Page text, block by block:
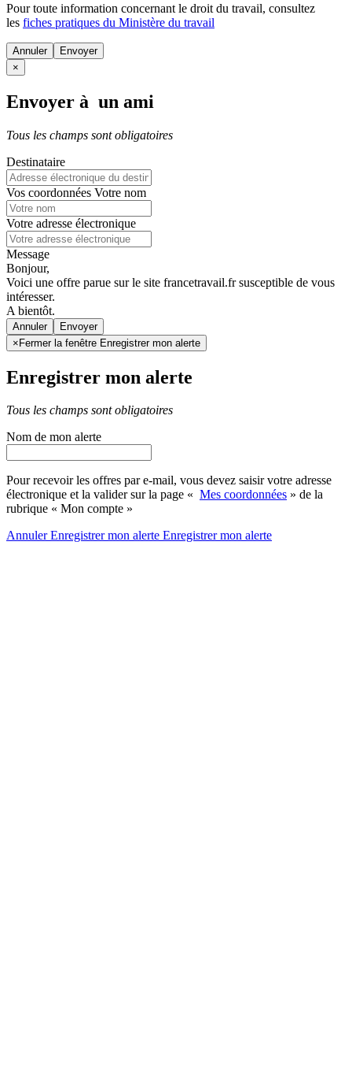
Pour toute information concernant le droit du travail, consultez
les fiches pratiques du Ministère du travail
Annuler
×
Envoyer à un ami
Tous les champs sont obligatoires
Destinataire
Vos coordonnées Votre nom
Votre adresse électronique
Message
Bonjour,
Voici une offre parue sur le site francetravail.fr susceptible de vous
intéresser.
A bientôt.
Annuler
×Fermer la fenêtre Enregistrer mon alerte
Enregistrer mon alerte
Tous les champs sont obligatoires
Nom de mon alerte
Pour recevoir les offres par e-mail, vous devez saisir votre adresse
électronique et la valider sur la page « Mes coordonnées » de la
rubrique « Mon compte »
AnnulerEnregistrer mon alerte Enregistrermon alerte